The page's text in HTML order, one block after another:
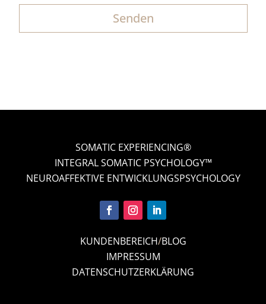
Senden
SOMATIC EXPERIENCING®
INTEGRAL SOMATIC PSYCHOLOGY™
NEUROAFFEKTIVE ENTWICKLUNGSPSYCHOLOGY
KUNDENBEREICH/BLOG
IMPRESSUM
DATENSCHUTZERKLÄRUNG